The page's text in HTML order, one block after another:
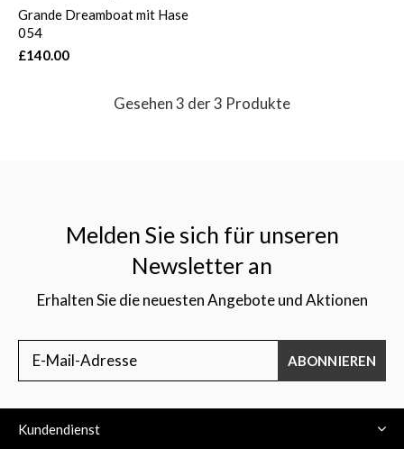
Grande Dreamboat mit Hase
054
£140.00
Gesehen 3 der 3 Produkte
Melden Sie sich für unseren
Newsletter an
Erhalten Sie die neuesten Angebote und Aktionen
ABONNIEREN
Kundendienst